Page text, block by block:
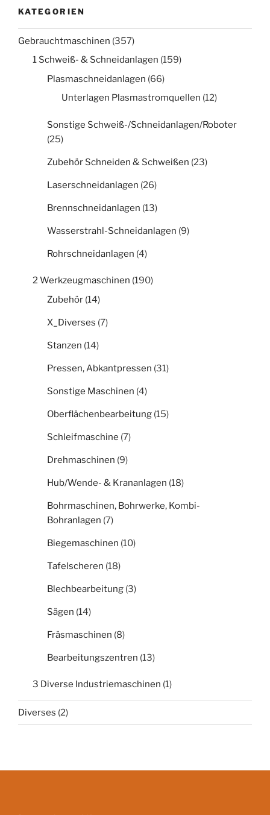
KATEGORIEN
Gebrauchtmaschinen (357)
1 Schweiß- & Schneidanlagen (159)
Plasmaschneidanlagen (66)
Unterlagen Plasmastromquellen (12)
Sonstige Schweiß-/Schneidanlagen/Roboter
(25)
Zubehör Schneiden & Schweißen (23)
Laserschneidanlagen (26)
Brennschneidanlagen (13)
Wasserstrahl-Schneidanlagen (9)
Rohrschneidanlagen (4)
2 Werkzeugmaschinen (190)
Zubehör (14)
X_Diverses (7)
Stanzen (14)
Pressen, Abkantpressen (31)
Sonstige Maschinen (4)
Oberflächenbearbeitung (15)
Schleifmaschine (7)
Drehmaschinen (9)
Hub/Wende- & Krananlagen (18)
Bohrmaschinen, Bohrwerke, Kombi-
Bohranlagen (7)
Biegemaschinen (10)
Tafelscheren (18)
Blechbearbeitung (3)
Sägen (14)
Fräsmaschinen (8)
Bearbeitungszentren (13)
3 Diverse Industriemaschinen (1)
Diverses (2)